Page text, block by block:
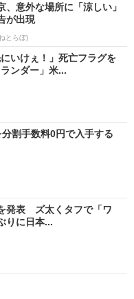
、意外な場所に「涼しい」
が出現
とらぼ)
いけぇ！」死亡フラグを
ンダー」米...
割手数料0円で入手する
発表 ズ太くタフで「ワ
りに日本...